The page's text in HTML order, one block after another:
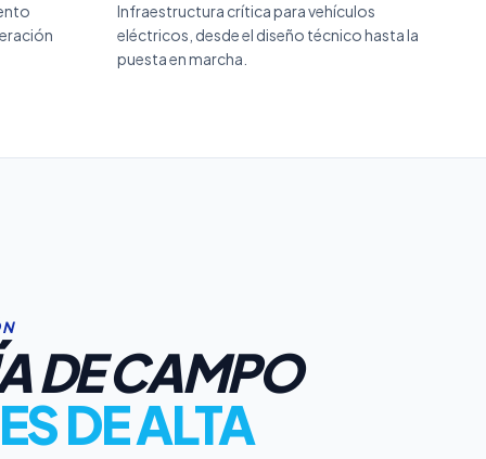
Infraestructura crítica para vehículos
eléctricos, desde el diseño técnico hasta la
puesta en marcha.
DE CAMPO
DE ALTA